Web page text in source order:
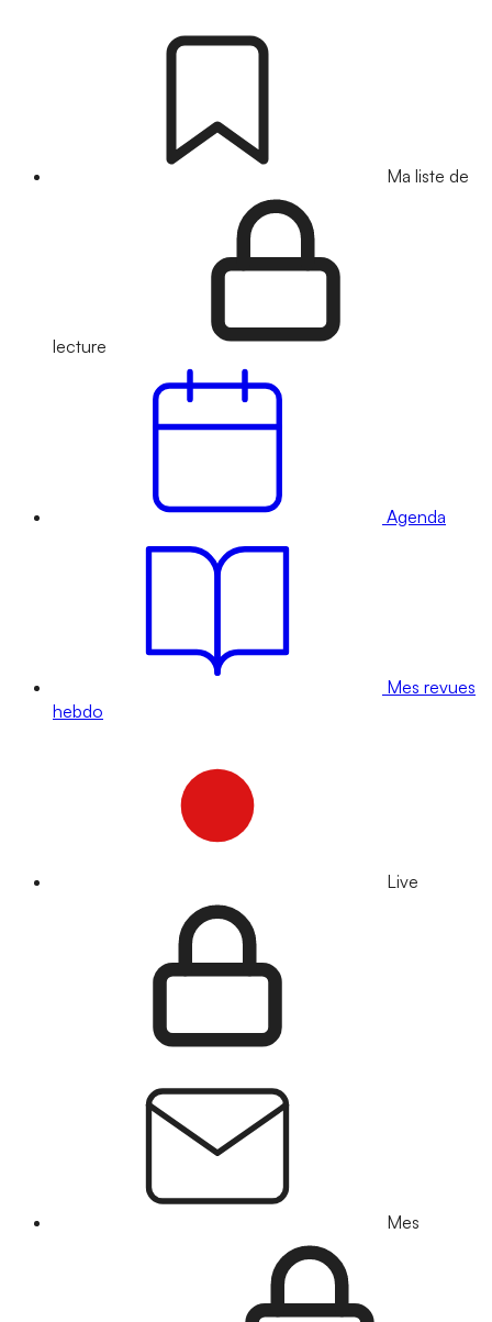
Ma liste de
lecture
Agenda
Mes revues
hebdo
Live
Mes